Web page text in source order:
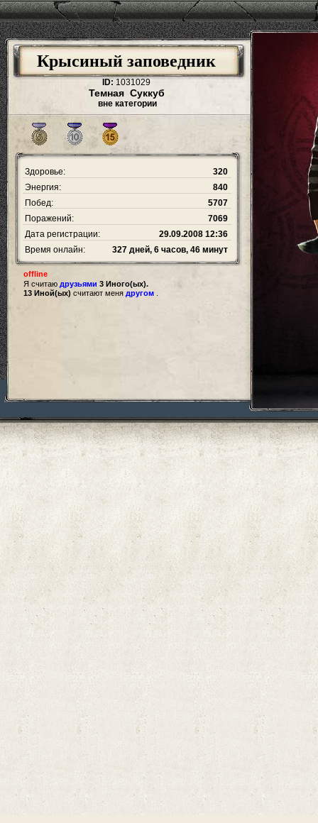
Крысиный заповедник
ID: 1031029
Темная Суккуб
вне категории
Здоровье:
320
Энергия:
840
Побед:
5707
Поражений:
7069
Дата регистрации:
29.09.2008 12:36
Время онлайн:
327 дней, 6 часов, 46 минут
offline
Я считаю друзьями 3 Иного(ых).
13 Иной(ых) считают меня другом